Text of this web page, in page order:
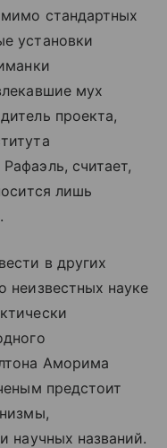
стандартных
установки
мух
проекта,
считает,
лишь
в других
неизвестных науке
Аморима
предстоит
научных названий.